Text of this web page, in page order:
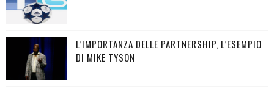
L’IMPORTANZA DELLE PARTNERSHIP, L’ESEMPIO
DI MIKE TYSON